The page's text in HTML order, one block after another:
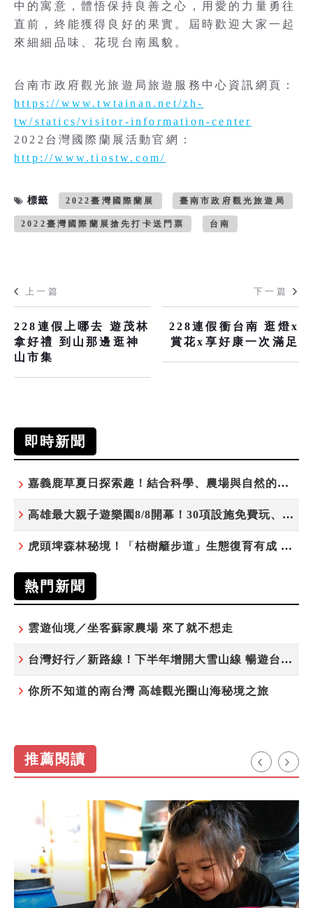
中的寓意，體悟保持良善之心，用愛的力量勇往
直前，終能獲得良好的果實。屆時歡迎大家一起
來細細品味、花現台南風貌。
台南市政府觀光旅遊局旅遊服務中心資訊網頁：
https://www.twtainan.net/zh-
tw/statics/visitor-information-center
2022台灣國際蘭展活動官網：
http://www.tiostw.com/
標籤 2022臺灣國際蘭展 臺南市政府觀光旅遊局
2022臺灣國際蘭展搶先打卡送門票 台南
上一篇
228連假上哪去 遊茂林
拿好禮 到山那邊逛神
山市集
下一篇
228連假衝台南 逛燈x
賞花x享好康一次滿足
即時新聞
嘉義鹿草夏日探索趣！結合科學、農場與自然的親子小旅行
高雄最大親子遊樂園8/8開幕！30項設施免費玩、YOYO家族嗨翻暑假
虎頭埤森林秘境！「枯樹籬步道」生態復育有成 走進大自然生命教室
熱門新聞
雲遊仙境／坐客蘇家農場 來了就不想走
台灣好行／新路線！下半年增開大雪山線 暢遊台中更便利
你所不知道的南台灣 高雄觀光圈山海秘境之旅
推薦閱讀